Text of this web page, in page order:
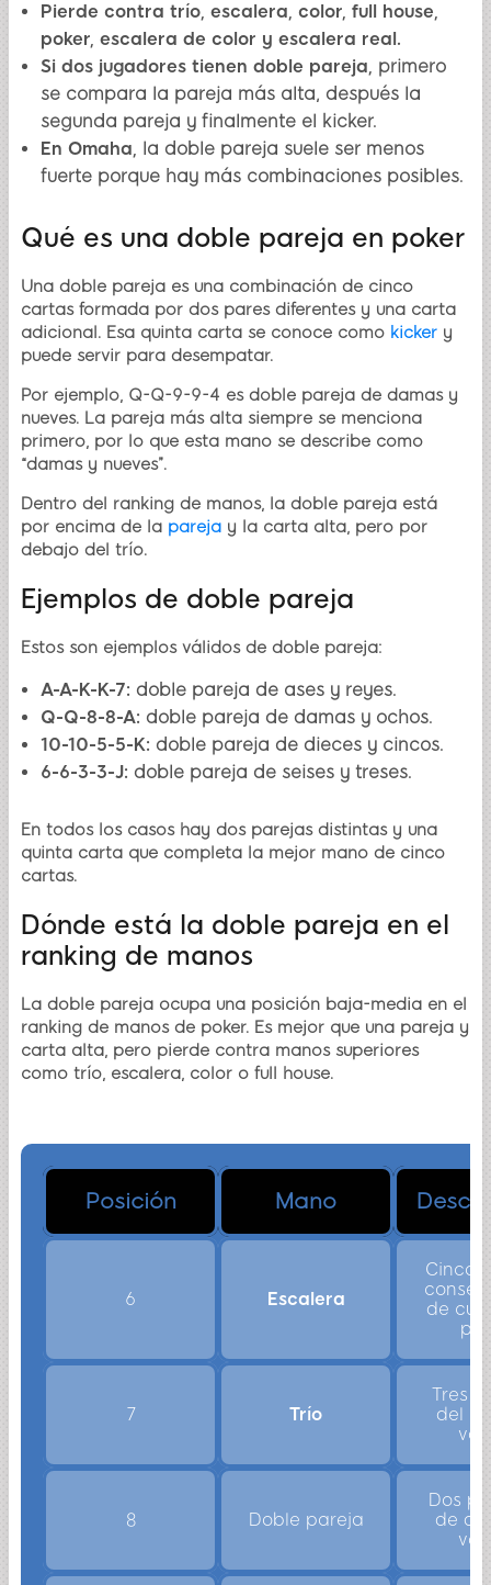
Pierde contra trío, escalera, color, full house,
poker, escalera de color y escalera real.
Si dos jugadores tienen doble pareja, primero
se compara la pareja más alta, después la
segunda pareja y finalmente el kicker.
En Omaha, la doble pareja suele ser menos
fuerte porque hay más combinaciones posibles.
Qué es una doble pareja en poker
Una doble pareja es una combinación de cinco
cartas formada por dos pares diferentes y una carta
adicional. Esa quinta carta se conoce como kicker y
puede servir para desempatar.
Por ejemplo, Q-Q-9-9-4 es doble pareja de damas y
nueves. La pareja más alta siempre se menciona
primero, por lo que esta mano se describe como
“damas y nueves”.
Dentro del ranking de manos, la doble pareja está
por encima de la pareja y la carta alta, pero por
debajo del trío.
Ejemplos de doble pareja
Estos son ejemplos válidos de doble pareja:
A-A-K-K-7: doble pareja de ases y reyes.
Q-Q-8-8-A: doble pareja de damas y ochos.
10-10-5-5-K: doble pareja de dieces y cincos.
6-6-3-3-J: doble pareja de seises y treses.
En todos los casos hay dos parejas distintas y una
quinta carta que completa la mejor mano de cinco
cartas.
Dónde está la doble pareja en el
ranking de manos
La doble pareja ocupa una posición baja-media en el
ranking de manos de poker. Es mejor que una pareja y
carta alta, pero pierde contra manos superiores
como trío, escalera, color o full house.
Posición Mano
6 Escalera
Cinco
de
7 Trío
Tres
del
8 Doble pareja
Dos
de